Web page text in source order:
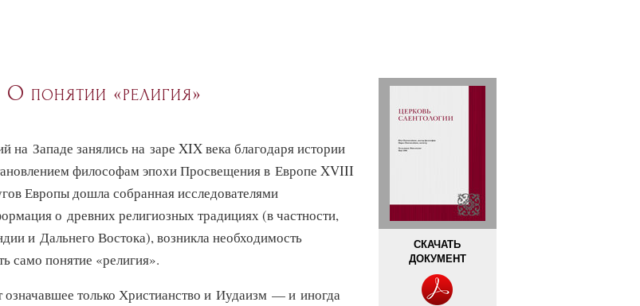
О понятии «религия»
на Западе занялись на заре XIX века благодаря истории
философам эпохи Просвещения в Европе XVIII
Европы дошла собранная исследователями
о древних религиозных традициях (в частности,
и Дальнего Востока), возникла необходимость
само понятие «религия».
означавшее только Христианство и Иудаизм — и иногда
СКАЧАТЬ
ДОКУМЕНТ